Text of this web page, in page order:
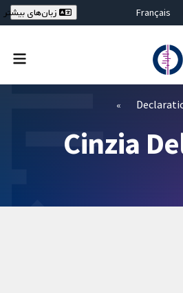
Français
繁體中文
زبان‌های بیشتر
فیلترها
Cinzia